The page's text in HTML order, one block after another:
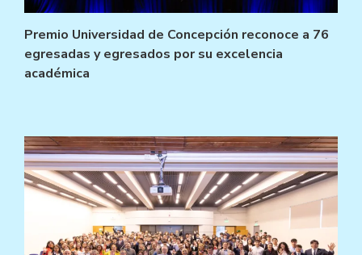
Premio Universidad de Concepción reconoce a 76
egresadas y egresados por su excelencia
académica